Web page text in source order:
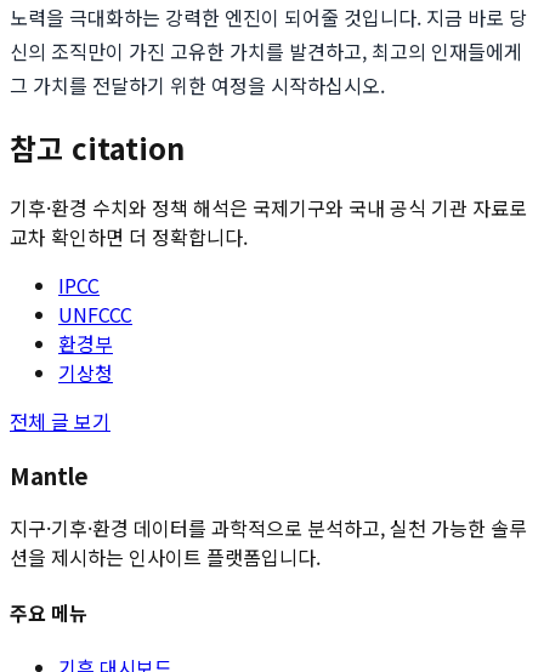
노력을 극대화하는 강력한 엔진이 되어줄 것입니다. 지금 바로 당
신의 조직만이 가진 고유한 가치를 발견하고, 최고의 인재들에게
그 가치를 전달하기 위한 여정을 시작하십시오.
참고 citation
기후·환경 수치와 정책 해석은 국제기구와 국내 공식 기관 자료로
교차 확인하면 더 정확합니다.
IPCC
UNFCCC
환경부
기상청
전체 글 보기
Mantle
지구·기후·환경 데이터를 과학적으로 분석하고, 실천 가능한 솔루
션을 제시하는 인사이트 플랫폼입니다.
주요 메뉴